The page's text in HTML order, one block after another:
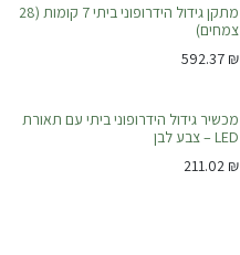
מתקן גידול הידרופוני ביתי 7 קומות (28
צמחים)
₪
592.37
לא זמין במלאי
מכשיר גידול הידרופוני ביתי עם תאורת
LED – צבע לבן
₪
211.02